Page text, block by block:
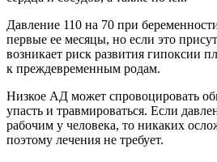
Давление 110 на 70 при
первые ее месяцы, но если это
возникает риск развития гипоксии
к преждевременным родам.
Низкое АД может спровоцировать
упасть и травмироваться. Если
рабочим у человека, то никаких
поэтому лечения не требует.